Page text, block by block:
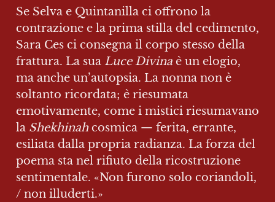
Se Selva e Quintanilla ci offrono la
contrazione e la prima stilla del cedimento,
Sara Ces ci consegna il corpo stesso della
frattura. La sua Luce Divina è un elogio,
ma anche un’autopsia. La nonna non è
soltanto ricordata; è riesumata
emotivamente, come i mistici riesumavano
la Shekhinah cosmica — ferita, errante,
esiliata dalla propria radianza. La forza del
poema sta nel rifiuto della ricostruzione
sentimentale. «Non furono solo coriandoli,
/ non illuderti.»